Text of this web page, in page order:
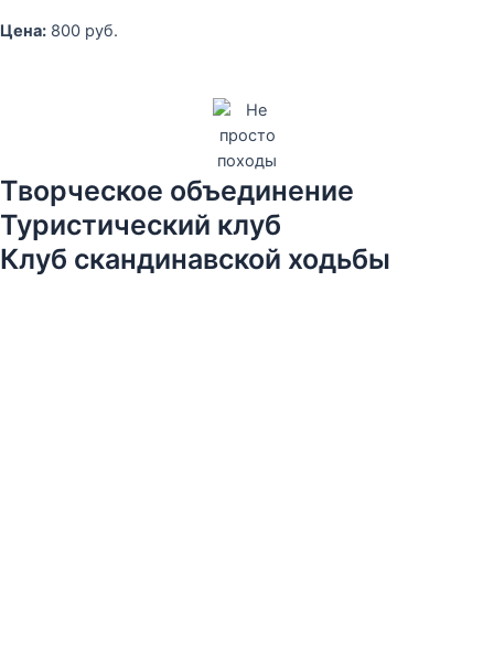
Цена: 800 руб.
Творческое объединение
Туристический клуб
Клуб скандинавской ходьбы